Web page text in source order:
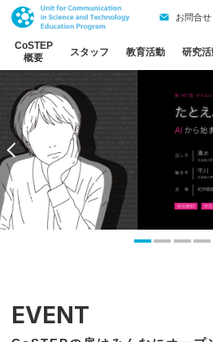
CoSTEP
概要
スタッフ 教育活動 研究
お問合せ
EVENT